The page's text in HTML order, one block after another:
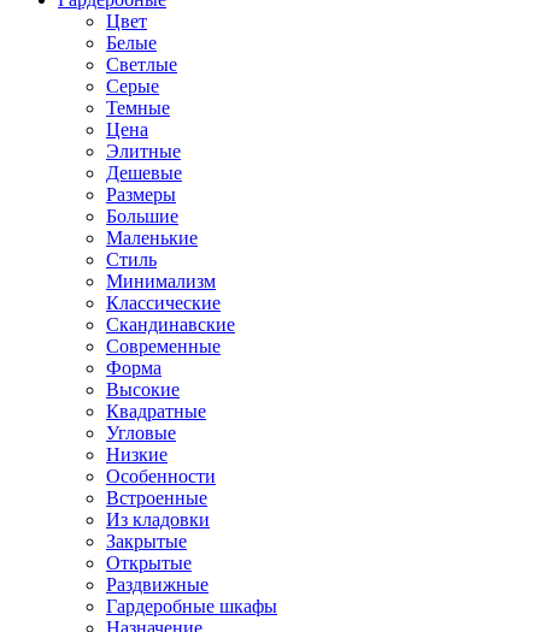
Цвет
Белые
Светлые
Серые
Темные
Цена
Элитные
Дешевые
Размеры
Большие
Маленькие
Стиль
Минимализм
Классические
Скандинавские
Современные
Форма
Высокие
Квадратные
Угловые
Низкие
Особенности
Встроенные
Из кладовки
Закрытые
Открытые
Раздвижные
Гардеробные шкафы
Назначение